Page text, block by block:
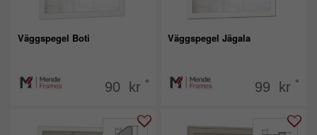
Väggspegel Boti
90 kr *
Väggspegel Jägala
99 kr *